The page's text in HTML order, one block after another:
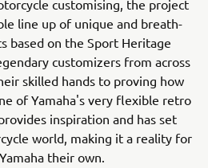
customising, the project
line up of unique and breath-
based on the Sport Heritage
customizers from across
skilled hands to proving how
of Yamaha's very flexible retro
inspiration and has set
world, making it a reality for
their own.